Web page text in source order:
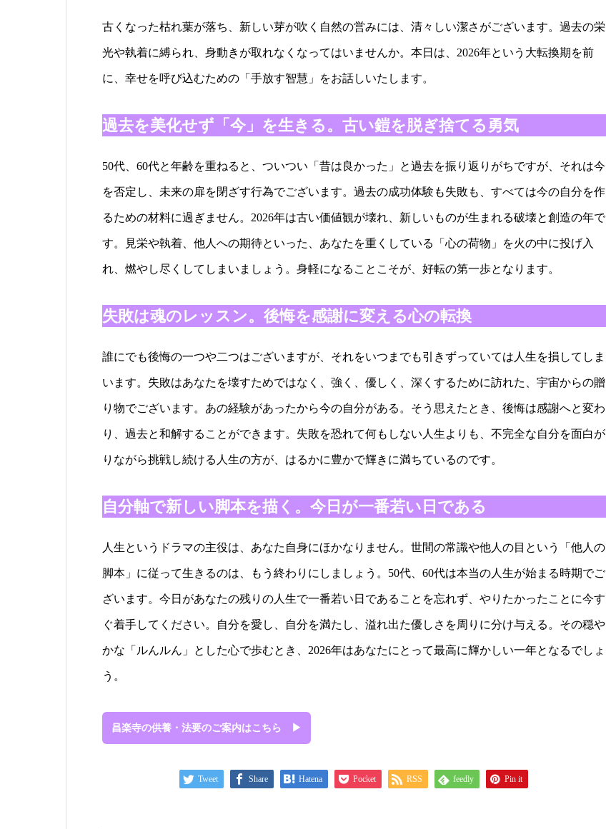
古くなった枯れ葉が落ち、新しい芽が吹く自然の営みには、清々しい潔さがございます。過去の栄
光や執着に縛られ、身動きが取れなくなってはいませんか。本日は、2026年という大転換期を前
に、幸せを呼び込むための「手放す智慧」をお話しいたします。
過去を美化せず「今」を生きる。古い鎧を脱ぎ捨てる勇気
50代、60代と年齢を重ねると、ついつい「昔は良かった」と過去を振り返りがちですが、それは今
を否定し、未来の扉を閉ざす行為でございます。過去の成功体験も失敗も、すべては今の自分を作
るための材料に過ぎません。2026年は古い価値観が壊れ、新しいものが生まれる破壊と創造の年で
す。見栄や執着、他人への期待といった、あなたを重くしている「心の荷物」を火の中に投げ入
れ、燃やし尽くしてしまいましょう。身軽になることこそが、好転の第一歩となります。
失敗は魂のレッスン。後悔を感謝に変える心の転換
誰にでも後悔の一つや二つはございますが、それをいつまでも引きずっていては人生を損してしま
います。失敗はあなたを壊すためではなく、強く、優しく、深くするために訪れた、宇宙からの贈
り物でございます。あの経験があったから今の自分がある。そう思えたとき、後悔は感謝へと変わ
り、過去と和解することができます。失敗を恐れて何もしない人生よりも、不完全な自分を面白が
りながら挑戦し続ける人生の方が、はるかに豊かで輝きに満ちているのです。
自分軸で新しい脚本を描く。今日が一番若い日である
人生というドラマの主役は、あなた自身にほかなりません。世間の常識や他人の目という「他人の
脚本」に従って生きるのは、もう終わりにしましょう。50代、60代は本当の人生が始まる時期でご
ざいます。今日があなたの残りの人生で一番若い日であることを忘れず、やりたかったことに今す
ぐ着手してください。自分を愛し、自分を満たし、溢れ出た優しさを周りに分け与える。その穏や
かな「ルんルん」とした心で歩むとき、2026年はあなたにとって最高に輝かしい一年となるでしょ
う。
昌楽寺の供養・法要のご案内はこちら ▶
Tweet Share Hatena Pocket RSS feedly Pin it